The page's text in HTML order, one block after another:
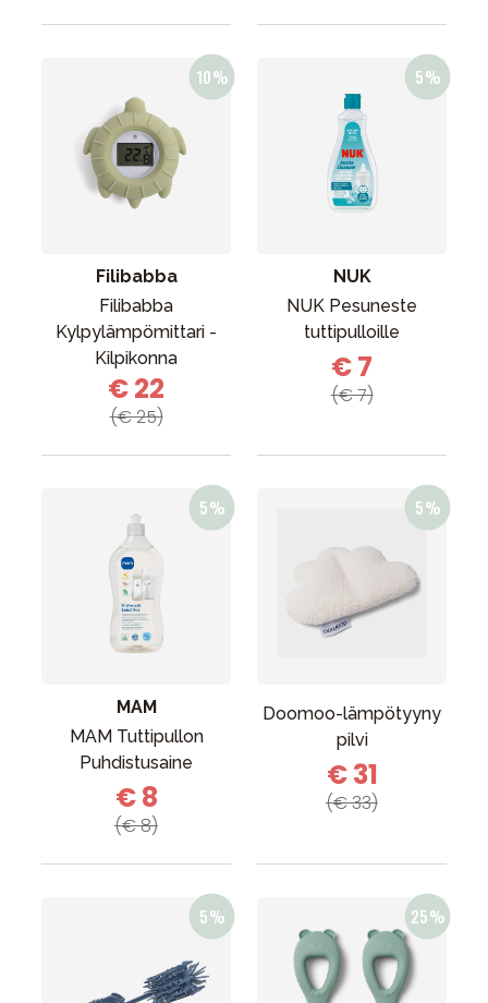
Filibabba
Filibabba
Kylpylämpömittari -
Kilpikonna
€ 22
(€ 25)
NUK
NUK Pesuneste
tuttipulloille
€ 7
(€ 7)
MAM
MAM Tuttipullon
Puhdistusaine
€ 8
(€ 8)
Doomoo-lämpötyyny
pilvi
€ 31
(€ 33)